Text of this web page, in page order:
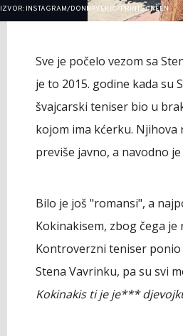
IZVOR: INSTAGRAM/DONNAVEKIC/PRINTSCREEN
Sve je počelo vezom sa
je to 2015. godine kada su
švajcarski teniser bio u
kojom ima kćerku.
previše javno, a navodno
Bilo je još "romansi", a
Kokinakisem, zbog čega
Kontroverzni teniser
Stena Vavrinku, pa su svi
Kokinakis ti je je***